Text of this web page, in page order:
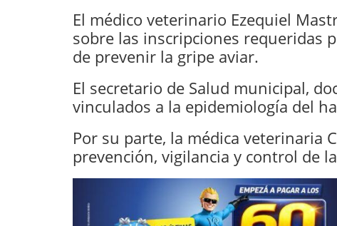
El médico veterinario Ezequiel
sobre las inscripciones requeridas
de prevenir la gripe aviar.
El secretario de Salud municipal,
vinculados a la epidemiología del
Por su parte, la médica veterinaria
prevención, vigilancia y control de